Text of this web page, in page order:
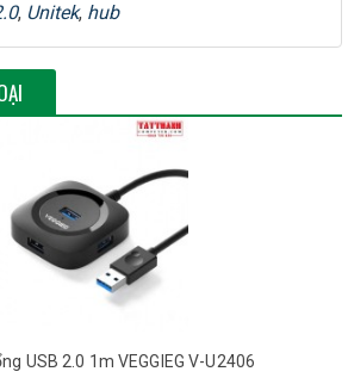
TIẾT
mở rộng khả năng kết nối bộ nhớ ngoài
dùng với 4 cổng USB 2.0 và giúp người
hơn trong việc lưu trữ, chia sẻ kho dữ
mình. Thiết bi cho phép sử dụng được
một lúc, không cần rút ra, cắm lại nhiều
công việc với tốc độ truyền dữ liệu lên
nếu như có sử dụng tất cả các cổng thì
đi hiệu năng sử dụng.
hành phổ biến hiện nay như Windows
, Unitek, hub
USB 2.0 1m VEGGIEG V-U2406